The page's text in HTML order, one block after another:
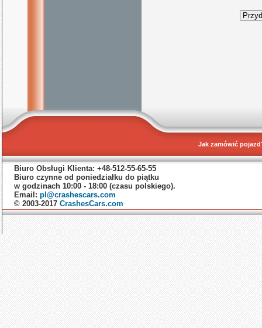
Jak zamówić
Biuro Obsługi Klienta: +48-512-55-65-55
Biuro czynne od poniedziałku do piątku
w godzinach 10:00 - 18:00 (czasu polskiego).
Email: pl@crashescars.com
© 2003-2017 CrashesCars.com